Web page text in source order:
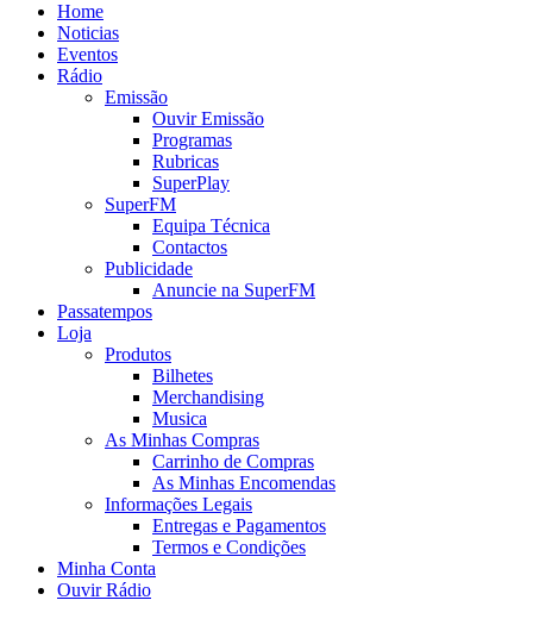
Home
Noticias
Eventos
Rádio
Emissão
Ouvir Emissão
Programas
Rubricas
SuperPlay
SuperFM
Equipa Técnica
Contactos
Publicidade
Anuncie na SuperFM
Passatempos
Loja
Produtos
Bilhetes
Merchandising
Musica
As Minhas Compras
Carrinho de Compras
As Minhas Encomendas
Informações Legais
Entregas e Pagamentos
Termos e Condições
Minha Conta
Ouvir Rádio